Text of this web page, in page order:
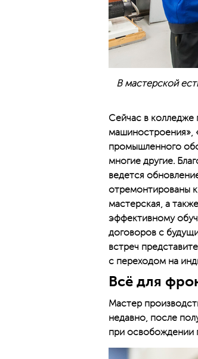
В мастерской
Сейчас в колледже
машиностроения»,
промышленного
многие другие.
ведется
отремонтированы
мастерская, а
эффективному
договоров с
встреч
с переходом на
Всё для
Мастер
недавно, после
при освобождении